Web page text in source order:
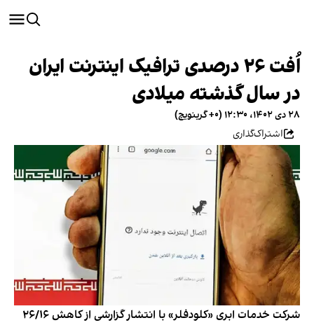
اُفت ۲۶ درصدی ترافیک اینترنت ایران
در سال گذشته میلادی
۲۸ دی ۱۴۰۲، ۱۲:۳۰ (‎+۰ گرینویچ)
اشتراک‌گذاری
شرکت خدمات ابری «کلودفلر» با انتشار گزارشی از کاهش ۲۶/۱۶